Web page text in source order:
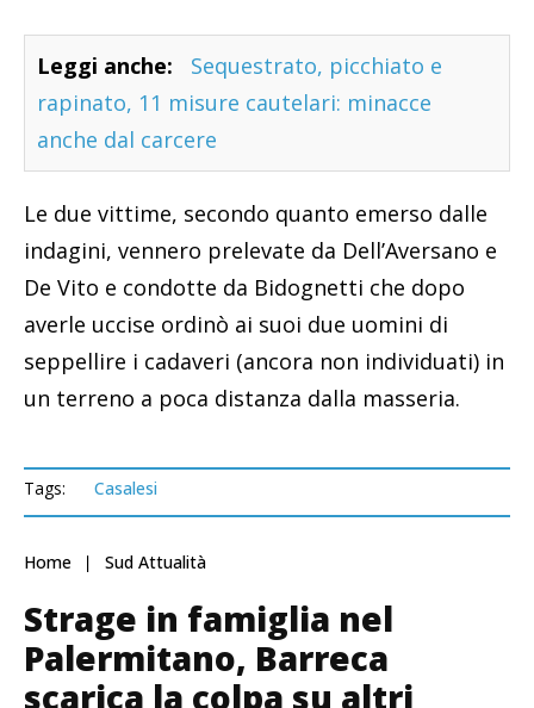
Leggi anche:
Sequestrato, picchiato e
rapinato, 11 misure cautelari: minacce
anche dal carcere
Le due vittime, secondo quanto emerso dalle
indagini, vennero prelevate da Dell’Aversano e
De Vito e condotte da Bidognetti che dopo
averle uccise ordinò ai suoi due uomini di
seppellire i cadaveri (ancora non individuati) in
un terreno a poca distanza dalla masseria.
Tags: Casalesi
Home Sud Attualità
Strage in famiglia nel
Palermitano, Barreca
scarica la colpa su altri